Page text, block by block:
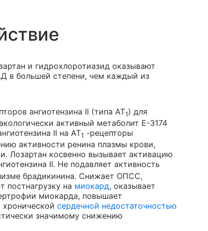
и гидрохлоротиазид оказывают
в большей степени, чем каждый из
ангиотензина II (типа AT1) для
активный метаболит Е-3174
II на AT1 -рецепторы
активности ренина плазмы крови,
Лозартан косвенно вызывает активацию
II. Не подавляет активность
брадикинина. Снижает ОПСС,
постнагрузку на миокард, оказывает
миокарда, повышает
хронической сердечной недостаточностью
значимому снижению